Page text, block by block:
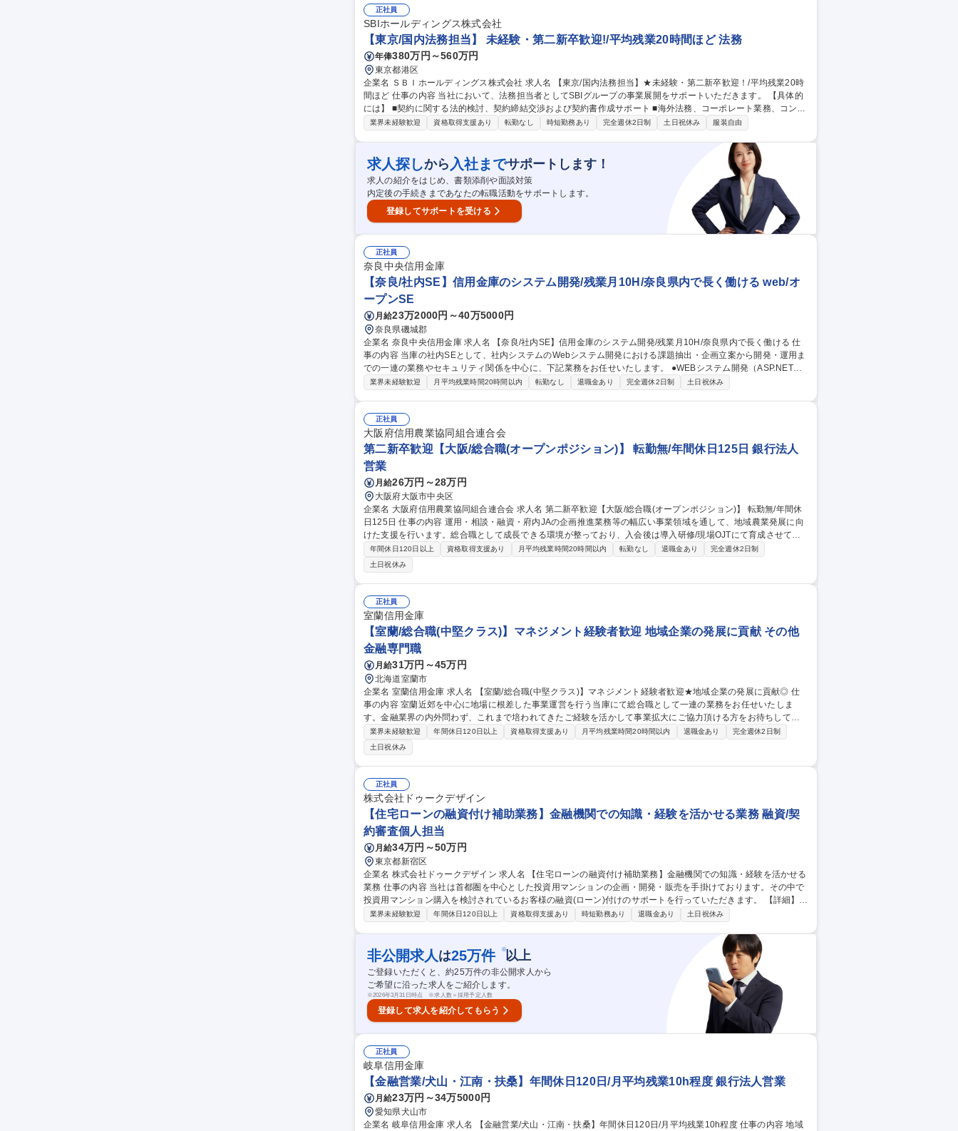
業務（経営企画、総務、人事、経理等） 募集職種 【事務系総合職】農林中央金庫のバックオフィス業務/安定基
盤/年休120日
正社員
SBIホールディングス株式会社
【東京/国内法務担当】 未経験・第二新卒歓迎!/平均残業20時間ほど 法務
年俸380万円～560万円
東京都港区
企業名 ＳＢＩホールディングス株式会社 求人名 【東京/国内法務担当】★未経験・第二新卒歓迎！/平均残業20時
間ほど 仕事の内容 当社において、法務担当者としてSBIグループの事業展開をサポートいただきます。 【具体的
には】 ■契約に関する法的検討、契約締結交渉および契約書作成サポート ■海外法務、コーポレート業務、コンプ
ライアンス、知財関連、紛争対応 ■社内意思決定のサポート ■その他、各種リーガルサポート など 募集職種 【東
業界未経験歓迎 資格取得支援あり 転勤なし 時短勤務あり 完全週休2日制 土日祝休み 服装自由
求人探しから 入社までサポートします！
求人の紹介をはじめ、書類添削や面談対策
内定後の手続きまであなたの転職活動をサポートします。
登録してサポートを受ける
正社員
奈良中央信用金庫
【奈良/社内SE】信用金庫のシステム開発/残業月10H/奈良県内で長く働ける web/オ
ープンSE
月給23万2000円～40万5000円
奈良県磯城郡
企業名 奈良中央信用金庫 求人名 【奈良/社内SE】信用金庫のシステム開発/残業月10H/奈良県内で長く働ける 仕
事の内容 当庫の社内SEとして、社内システムのWebシステム開発における課題抽出・企画立案から開発・運用ま
での一連の業務やセキュリティ関係を中心に、下記業務をお任せいたします。 ●WEBシステム開発（ASP.NET）●
社内WEBアプリのUI/UXデザイン ●当金庫ホームページの完全リニューアルを含めたコンテンツ作成・更新 ●既存
務全般 募集職種 【奈良/社内SE】信用金庫のシステム開発/残業月10H/奈良県内で長く働ける
業界未経験歓迎 月平均残業時間20時間以内 転勤なし 退職金あり 完全週休2日制 土日祝休み
正社員
大阪府信用農業協同組合連合会
第二新卒歓迎【大阪/総合職(オープンポジション)】 転勤無/年間休日125日 銀行法人
営業
月給26万円～28万円
大阪府大阪市中央区
企業名 大阪府信用農業協同組合連合会 求人名 第二新卒歓迎【大阪/総合職(オープンポジション)】 転勤無/年間休
日125日 仕事の内容 運用・相談・融資・府内JAの企画推進業務等の幅広い事業領域を通して、地域農業発展に向
けた支援を行います。総合職として成長できる環境が整っており、入会後は導入研修/現場OJTにて育成させてい
ただきます。 【詳細】■融資業務（一般企業向け、農業者向け）■資金証券業務 ■貯金・資金決済業務 ■推進業務
（商品企画・戦略企画・マーケティング・PR活動など）■プライベートバンキング業務（遺言信託の受託・金融
資産/相続/不動産に関するコンサル業務）■その他管理業務（会計・監査・労務管理業務）の可能性もございま
す。 ・変更の範囲:当社業務全般 募集職種 第二新卒歓迎【大阪/総合職(オープンポジション)】 転勤無/年間休日12
5日
年間休日120日以上 資格取得支援あり 月平均残業時間20時間以内 転勤なし 退職金あり
完全週休2日制
土日祝休み
正社員
室蘭信用金庫
【室蘭/総合職(中堅クラス)】マネジメント経験者歓迎 地域企業の発展に貢献 その他
金融専門職
月給31万円～45万円
北海道室蘭市
企業名 室蘭信用金庫 求人名 【室蘭/総合職(中堅クラス)】マネジメント経験者歓迎★地域企業の発展に貢献◎ 仕
事の内容 室蘭近郊を中心に地場に根差した事業運営を行う当庫にて総合職として一連の業務をお任せいたしま
す。金融業界の内外問わず、これまで培われてきたご経験を活かして事業拡大にご協力頂ける方をお待ちしてお
ります。 ■預金担当 ■融資・営業担当 ■本部担当といった業務のなかから、ご経験に応じてご活躍いただけるポジ
ションをご用意致します。また自身の得意分野でスキルを磨いていただき、将来的には役席・役員といった幹部
候補として勤務いただきます。 ※北海道の金融機関の中でも早期に「ジョブ型雇用」を取り入れるなど、 人財開
発に注力しております。 募集職種 【室蘭/総合職(中堅クラス)】マネジメント経験者歓迎★地域企業の発展に貢献
◎
業界未経験歓迎 年間休日120日以上 資格取得支援あり 月平均残業時間20時間以内 退職金あり
完全週休2日制
土日祝休み
正社員
株式会社ドゥークデザイン
【住宅ローンの融資付け補助業務】金融機関での知識・経験を活かせる業務 融資/契
約審査個人担当
月給34万円～50万円
東京都新宿区
企業名 株式会社ドゥークデザイン 求人名 【住宅ローンの融資付け補助業務】金融機関での知識・経験を活かせる
業務 仕事の内容 当社は首都圏を中心とした投資用マンションの企画・開発・販売を手掛けております。その中で
投資用マンション購入を検討されているお客様の融資(ローン)付けのサポートを行っていただきます。 【詳細】 ■
融資獲得業務：弊社の商品を購入されたお客様の不動産融資サポートを行っていただきます。 ■決済(引渡)業務：
業界未経験歓迎 年間休日120日以上 資格取得支援あり 時短勤務あり 退職金あり 土日祝休み
非公開求人 は25万件 ※以上
ご登録いただくと、約25万件の非公開求人から
ご希望に沿った求人をご紹介します。
※2026年3月31日時点 ※求人数＝採用予定人数
登録して求人を紹介してもらう
正社員
岐阜信用金庫
【金融営業/犬山・江南・扶桑】年間休日120日/月平均残業10h程度 銀行法人営業
月給23万円～34万5000円
愛知県犬山市
企業名 岐阜信用金庫 求人名 【金融営業/犬山・江南・扶桑】年間休日120日/月平均残業10h程度 仕事の内容 地域